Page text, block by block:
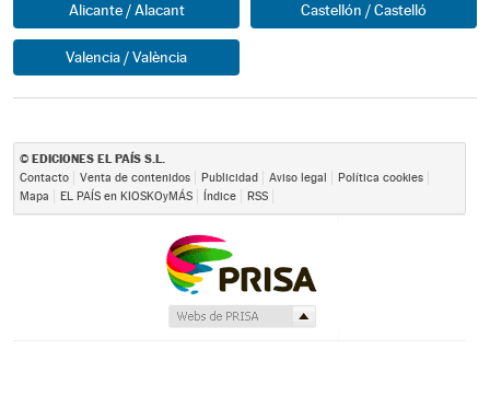
Alicante / Alacant Castellón / Castelló
Valencia / València
©EDICIONES EL PAÍS S.L.
Contacto Venta de contenidos Publicidad Aviso legal
Política cookies
Mapa
EL PAÍS en KIOSKOyMÁS Índice RSS